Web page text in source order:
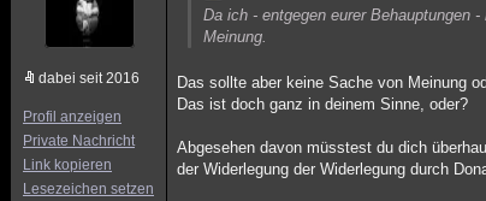
dabei seit 2016
Profil anzeigen
Private Nachricht
Link kopieren
Lesezeichen setzen
Da ich - entgegen eurer Behauptungen
Meinung.
Das sollte aber keine Sache von Meinung
Das ist doch ganz in deinem Sinne, oder?
Abgesehen davon müsstest du dich
der Widerlegung der Widerlegung durch